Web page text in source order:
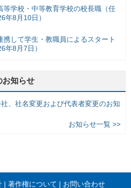
等学校・中等教育学校の校長職（任
年8月10日）
して学生・教職員によるスタート
年8月7日）
お知らせ
、社名変更および代表者変更のお知
お知らせ一覧 >>
著作権について お問い合わせ